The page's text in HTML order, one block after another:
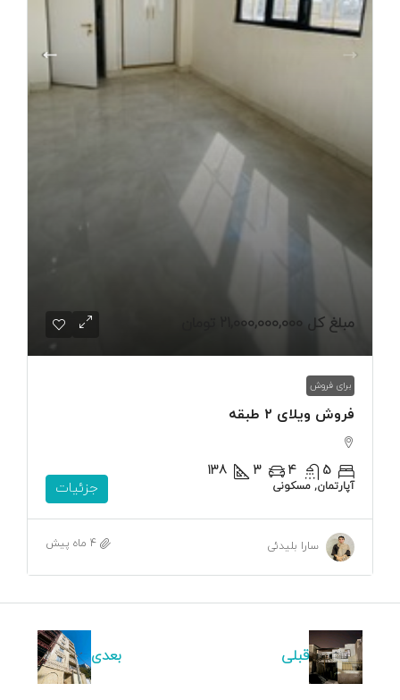
مبلغ کل 21,000,000,000 تومان
برای فروش
فروش ویلای ۲ طبقه
5
4
3
138
آپارتمان, مسکونی جزئیات
سارا بلیدئی 4 ماه پیش
قبلی بعدی